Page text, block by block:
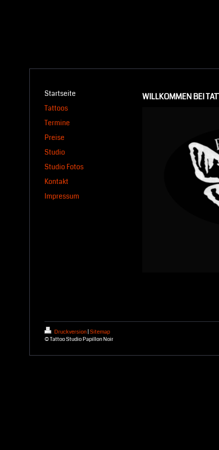
Startseite
Tattoos
Termine
Preise
Studio
Studio Fotos
Kontakt
Impressum
WILLKOMMEN BEI
Druckversion Sitemap
© Tattoo Studio Papillon Noir